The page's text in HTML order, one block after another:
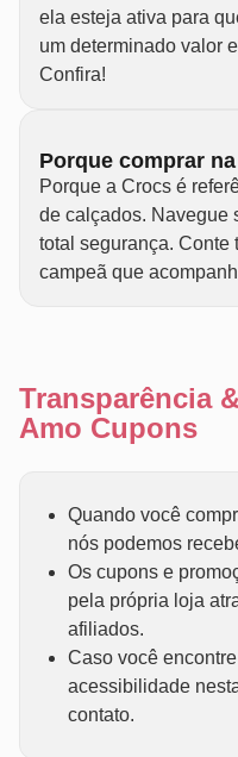
ela esteja ativa para
um determinado valor
Confira!
Porque comprar
Porque a Crocs é
de calçados. Navegue
total segurança. Conte
campeã que
Transparência
Amo Cupons
Quando você
nós podemos
Os cupons e
pela própria loja
afiliados.
Caso você
acessibilidade
contato.